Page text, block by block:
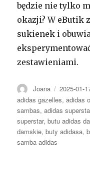
będzie nie tylko
okazji? W eButik
sukienek i
zestawieniami.
Autor
Joana 2025-01-
adidas gazelles,adidas
sambas,adidas
superstar,butu adidas
damskie,buty adidasa,
samba adidas